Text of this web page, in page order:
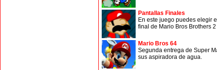
Pantallas Finales
En este juego puedes elegir
final de Mario Bros Brothers
Mario Bros 64
Segunda entrega de Super
sus aspiradora de agua.